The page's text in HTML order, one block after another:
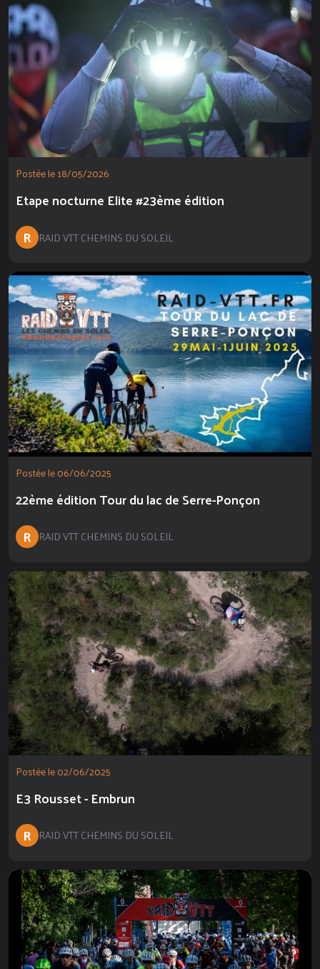
Postée le 18/05/2026
Etape nocturne Elite #23ème édition
R RAID VTT CHEMINS DU SOLEIL
Postée le 06/06/2025
22ème édition Tour du lac de Serre-Ponçon
R RAID VTT CHEMINS DU SOLEIL
Postée le 02/06/2025
E3 Rousset - Embrun
R RAID VTT CHEMINS DU SOLEIL